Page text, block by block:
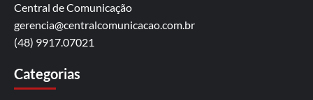
Central de Comunicação
gerencia@centralcomunicacao.com.br
(48) 9917.07021
Categorias